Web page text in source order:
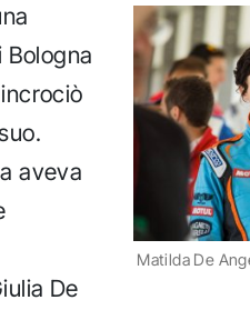
Matilda De
incrociò
aveva
De